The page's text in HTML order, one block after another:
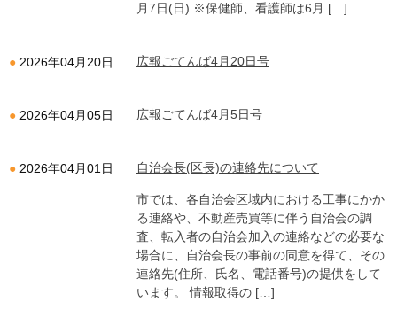
月7日(日) ※保健師、看護師は6月 […]
2026年04月20日 広報ごてんば4月20日号
2026年04月05日 広報ごてんば4月5日号
2026年04月01日 自治会長(区長)の連絡先について
市では、各自治会区域内における工事にかか
る連絡や、不動産売買等に伴う自治会の調
査、転入者の自治会加入の連絡などの必要な
場合に、自治会長の事前の同意を得て、その
連絡先(住所、氏名、電話番号)の提供をして
います。 情報取得の […]